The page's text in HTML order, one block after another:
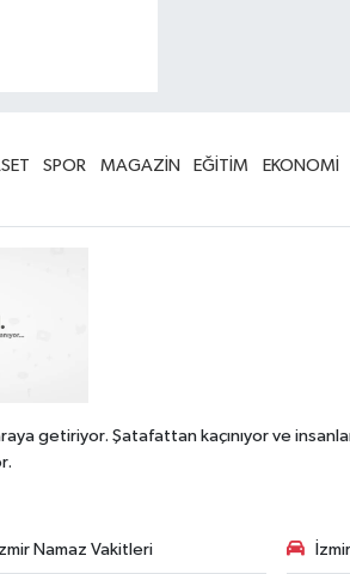
SPOR MAGAZİN EĞİTİM EKONOMİ
getiriyor. Şatafattan kaçınıyor ve
İzmir Namaz Vakitleri